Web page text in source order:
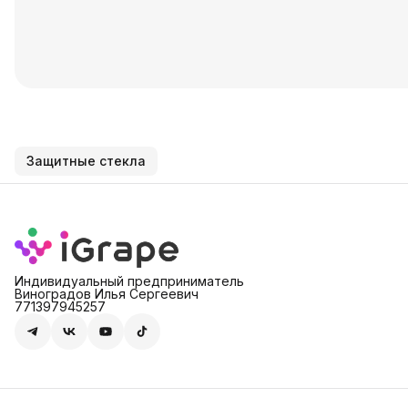
Защитные стекла
Индивидуальный предприниматель
Виноградов Илья Сергеевич
771397945257